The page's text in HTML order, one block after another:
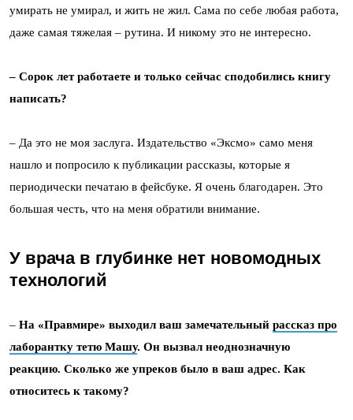
умирать не умирал, и жить не жил. Сама по себе любая работа,
даже самая тяжелая – рутина. И никому это не интересно.
– Сорок лет работаете и только сейчас сподобились книгу
написать?
– Да это не моя заслуга. Издательство «Эксмо» само меня
нашло и попросило к публикации рассказы, которые я
периодически печатаю в фейсбуке. Я очень благодарен. Это
большая честь, что на меня обратили внимание.
У врача в глубинке нет новомодных
технологий
– На «Правмире» выходил ваш замечательный рассказ про
лаборантку тетю Машу. Он вызвал неоднозначную
реакцию. Сколько же упреков было в ваш адрес. Как
относитесь к такому?